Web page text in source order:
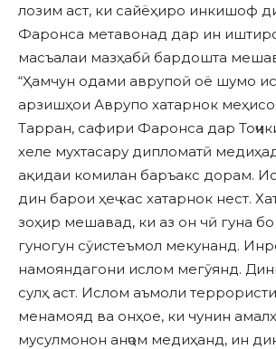
лозим аст, ки сайёҳиро инкишоф
Фаронса метавонад дар ин
масъалаи мазҳабӣ бардошта
“Ҳамчун одами аврупоӣ оё шумо
арзишҳои Аврупо хатарнок
Тарран, сафири Фаронса дар
хеле мухтасару дипломатӣ
ақидаи комилан баръакс дорам.
дин барои ҳеҷ кас хатарнок нест.
зоҳир мешавад, ки аз он чӣ гуна
гуногун сӯистеъмол мекунанд.
намояндагони ислом мегӯянд.
сулҳ аст. Ислом аъмоли
менамояд ва онҳое, ки чунин
мусулмонон анҷом медиҳанд, ин